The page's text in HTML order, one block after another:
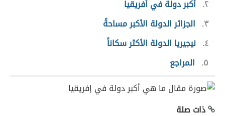
٢ أكبر دولة في أفريقيا
٣
الجزائر الدولة الأكبر مساحةً
٤ نيجيريا الدولة الأكثر سكاناً
٥
المراجع
ذات صلة